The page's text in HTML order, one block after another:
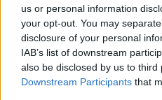
us or personal information
your opt-out. You may
disclosure of your personal
IAB’s list of downstream
also be disclosed by us to third
Downstream Participants that